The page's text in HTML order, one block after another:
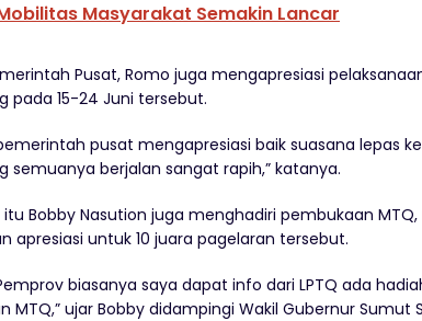
Masyarakat Semakin Lancar
Pusat, Romo juga mengapresiasi
pada 15-24 Juni tersebut.
pusat mengapresiasi baik suasana lepas
semuanya berjalan sangat rapih,” katanya.
Bobby Nasution juga menghadiri pembukaan
apresiasi untuk 10 juara pagelaran tersebut.
biasanya saya dapat info dari LPTQ ada
MTQ,” ujar Bobby didampingi Wakil Gubernur Sumut